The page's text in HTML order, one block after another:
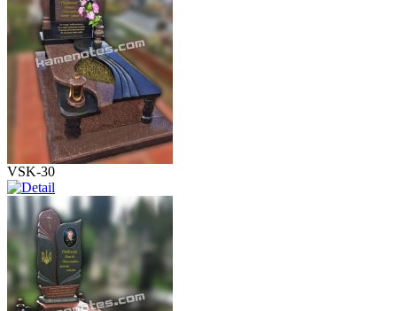
VSK-30